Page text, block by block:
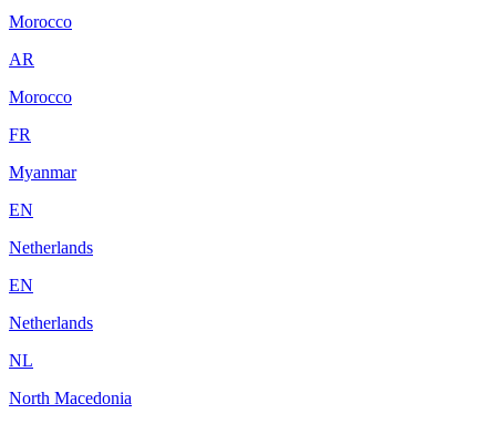
Morocco
AR
Morocco
FR
Myanmar
EN
Netherlands
EN
Netherlands
NL
North Macedonia